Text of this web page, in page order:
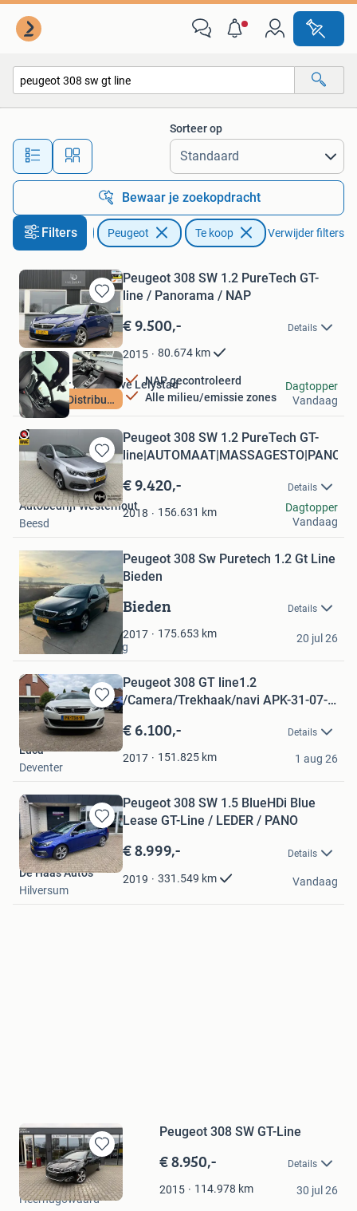
Alle afstanden…
Sorteer op
Bewaar je zoekopdracht
Filters
Auto's Peugeot Te koop Verwijder filters
Bewaren
in
Mijn
Favorieten
Nieuwe Distributie
Peugeot 308 SW 1.2 PureTech GT-
line / Panorama / NAP
€ 9.500,- Details
2015 80.674 km
NAP gecontroleerd
Alle milieu/emissie zones
Lan Dauer Automotive Lelystad
Lelystad
Dagtopper
Vandaag
Bewaren
in
Mijn
Favorieten
Peugeot 308 SW 1.2 PureTech GT-
line|AUTOMAAT|MASSAGESTO|PANO
€ 9.420,- Details
2018 156.631 km
Autobedrijf Westerhout
Beesd
Dagtopper
Vandaag
Bewaren
Mijn
FavorietenPeugeot 308 Sw Puretech 1.2 Gt Line
Bieden
Bieden Details
2017 175.653 km
Boer
Driebergen-Rijsenburg
20 jul 26
Bewaren
in
Mijn
Favorieten
Peugeot 308 GT line1.2
/Camera/Trekhaak/navi APK-31-07-
€ 6.100,- Details
2017 151.825 km
Luca
Deventer
1 aug 26
Bewaren
in
Mijn
Favorieten
Peugeot 308 SW 1.5 BlueHDi Blue
Lease GT-Line / LEDER / PANO
€ 8.999,- Details
2019 331.549 km
De Haas Auto's
Hilversum
Vandaag
Bewaren
in
Mijn
Favorieten
Peugeot 308 SW GT-Line
€ 8.950,- Details
2015 114.978 km
DVW Automotive
Heerhugowaard
30 jul 26